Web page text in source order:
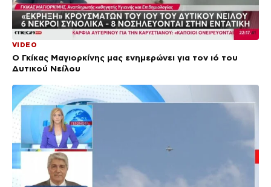
VIDEO
Ο Γκίκας Μαγιορκίνης μας ενημερώνει για τον ιό του
Δυτικού Νείλου